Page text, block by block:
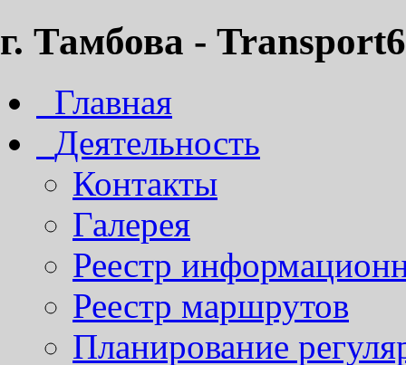
г. Тамбова -
Главная
Деятельность
Контакты
Галерея
Реестр
Реестр маршрутов
Планирование